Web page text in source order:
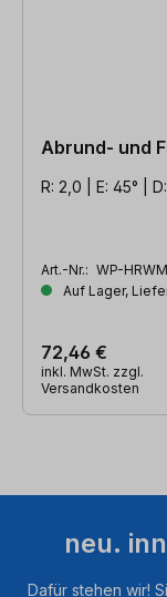
Abrund- und
R: 2,0 | E: 45° |
Art.-Nr.: WP-
Auf Lager,
72,46 €
inkl. MwSt. zzgl.
Versandkosten
neu.
Dafür stehen wir!